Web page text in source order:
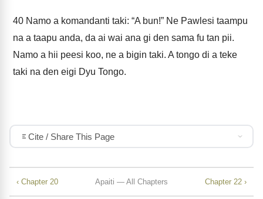
40 Namo a komandanti taki: “A bun!” Ne Pawlesi taampu
na a taapu anda, da ai wai ana gi den sama fu tan pii.
Namo a hii peesi koo, ne a bigin taki. A tongo di a teke
taki na den eigi Dyu Tongo.
Cite / Share This Page
‹ Chapter 20 Apaiti — All Chapters Chapter 22 ›